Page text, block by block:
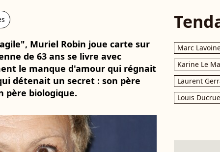
Muriel Robin joue carte sur
de 63 ans se livre avec
le manque d'amour qui régnait
détenait un secret : son père
père biologique.
Marc
Karine Le
Laurent
Louis